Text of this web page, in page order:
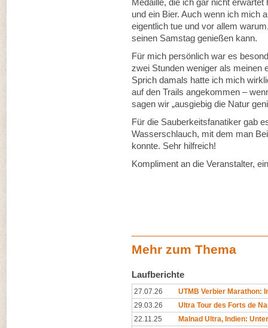
Medaille, die ich gar nicht
und ein Bier. Auch wenn ich mich
eigentlich tue und vor allem
seinen Samstag genießen kann.
Für mich persönlich war es
zwei Stunden weniger als meinen
Sprich damals hatte ich mich
auf den Trails angekommen –
sagen wir „ausgiebig die Natur
Für die Sauberkeitsfanatiker gab
Wasserschlauch, mit dem man
konnte. Sehr hilfreich!
Kompliment an die Veranstalter,
Mehr zum Thema
Laufberichte
27.07.26
UTMB Verbier Marathon:
29.03.26
Ultra Tour des Forts de
22.11.25
Malnad Ultra, Indien: